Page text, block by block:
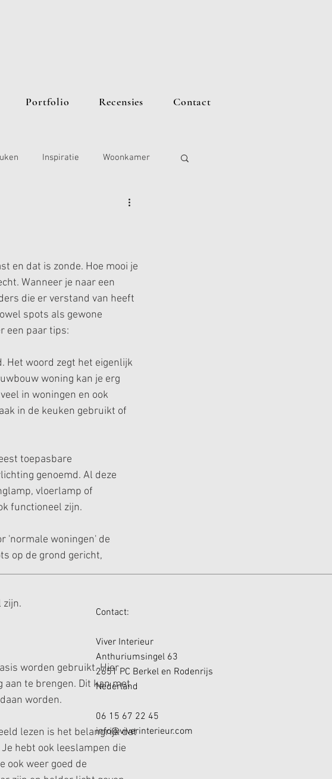
Portfolio Recensies Contact
Inspiratie Woonkamer
en dat is zonde. Hoe mooi je
Wanneer je naar een
die er verstand van heeft
spots als gewone
een paar tips:
Het woord zegt het eigenlijk
woning kan je erg
in woningen en ook
in de keuken gebruikt of
toepasbare
genoemd. Al deze
vloerlamp of
functioneel zijn.
'normale woningen' de
op de grond gericht,
zijn.
worden gebruikt. Hier
aan te brengen. Dit kan met
worden.
lezen is het belangrijk dat
hebt ook leeslampen die
ook weer goed de
Contact:
Viver Interieur
Anthuriumsingel 63
2651 PC Berkel en Rodenrijs
Nederland
06 15 67 22 45
info@viverinterieur.com